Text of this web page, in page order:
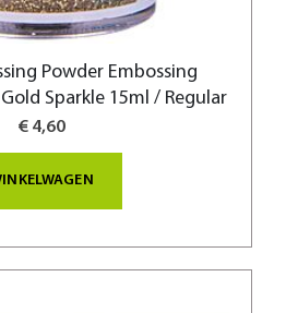
Powder Embossing
Sparkle 15ml / Regular
€ 4,60